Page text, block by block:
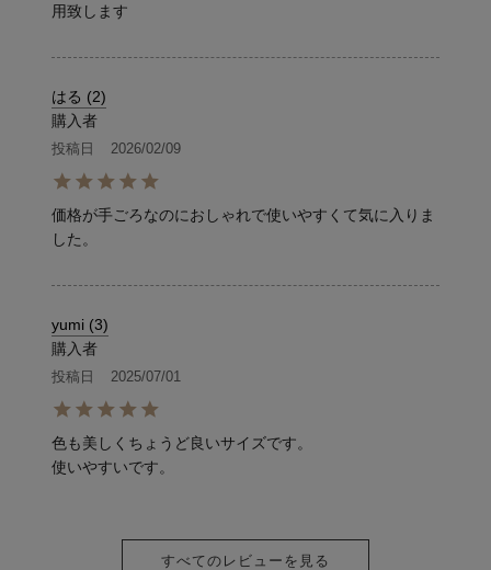
用致します
はる
2
購入者
投稿日 2026/02/09
価格が手ごろなのにおしゃれで使いやすくて気に入りま
した。
yumi 3
購入者
投稿日 2025/07/01
色も美しくちょうど良いサイズです。
使いやすいです。
すべてのレビューを見る